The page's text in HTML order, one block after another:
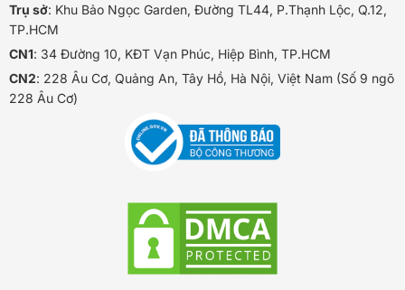
Trụ sở: Khu Bảo Ngọc Garden, Đường TL44, P.Thạnh Lộc, Q.12,
TP.HCM
CN1: 34 Đường 10, KĐT Vạn Phúc, Hiệp Bình, TP.HCM
CN2: 228 Âu Cơ, Quảng An, Tây Hồ, Hà Nội, Việt Nam (Số 9 ngõ
228 Âu Cơ)